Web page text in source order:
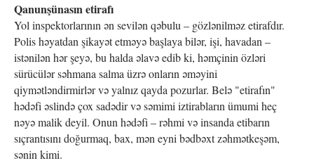
Qanunşünasın etirafı
Yol inspektorlarının ən sevilən qəbulu – gözlənilməz etirafdır.
Polis həyatdan şikayət etməyə başlaya bilər, işi, havadan –
istənilən hər şeyə, bu halda əlavə edib ki, həmçinin özləri
sürücülər səhmana salma üzrə onların əməyini
qiymətləndirmirlər və yalnız qayda pozurlar. Belə "etirafın"
hədəfi əslində çox sadədir və səmimi iztirabların ümumi heç
nəyə malik deyil. Onun hədəfi – rəhmi və insanda etibarın
sıçrantısını doğurmaq, bax, mən eyni bədbəxt zəhmətkeşəm,
sənin kimi.